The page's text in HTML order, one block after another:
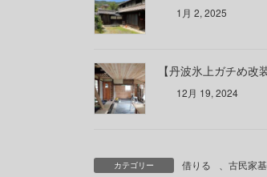
1月 2, 2025
【丹波氷上ガチめ改
12月 19, 2024
カテゴリー 借りる 古民家